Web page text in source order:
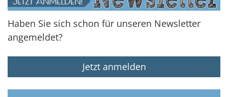
Haben Sie sich schon für unseren Newsletter
angemeldet?
Jetzt anmelden